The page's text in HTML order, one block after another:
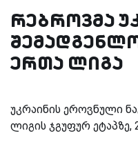
რებროვმა
ერთა ლიგა
უკრაინის ეროვნული
ლიგის ჯგუფურ ეტაპზე,